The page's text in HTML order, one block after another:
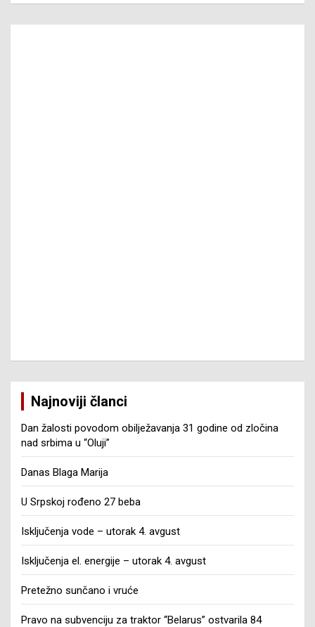
Najnoviji članci
Dan žalosti povodom obilježavanja 31 godine od zločina
nad srbima u “Oluji”
Danas Blaga Marija
U Srpskoj rođeno 27 beba
Isključenja vode – utorak 4. avgust
Isključenja el. energije – utorak 4. avgust
Pretežno sunčano i vruće
Pravo na subvenciju za traktor “Belarus” ostvarila 84